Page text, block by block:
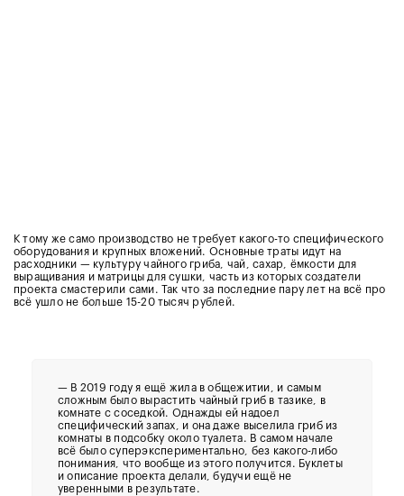
К тому же само производство не требует какого-то специфического
оборудования и крупных вложений. Основные траты идут на
расходники — культуру чайного гриба, чай, сахар, ёмкости для
выращивания и матрицы для сушки, часть из которых создатели
проекта смастерили сами. Так что за последние пару лет на всё про
всё ушло не больше 15-20 тысяч рублей.
— В 2019 году я ещё жила в общежитии, и самым
сложным было вырастить чайный гриб в тазике, в
комнате с соседкой. Однажды ей надоел
специфический запах, и она даже выселила гриб из
комнаты в подсобку около туалета. В самом начале
всё было суперэкспериментально, без какого-либо
понимания, что вообще из этого получится. Буклеты
и описание проекта делали, будучи ещё не
уверенными в результате.